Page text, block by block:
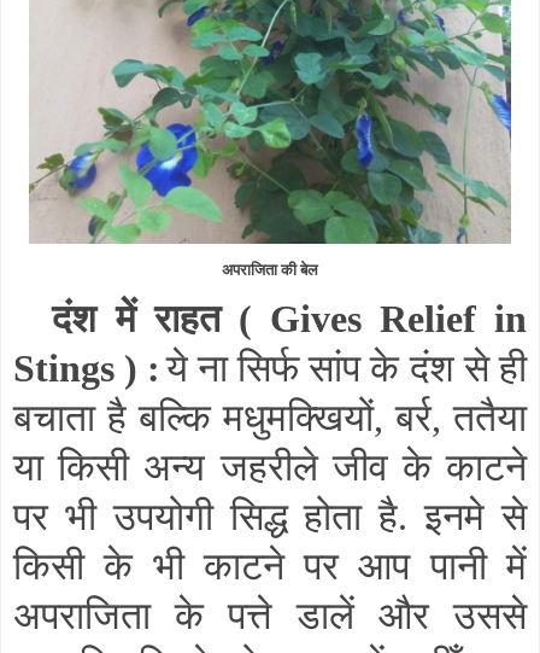
अपराजिता की बेल
दंश में राहत ( Gives Relief in
Stings ) : ये ना सिर्फ सांप के दंश से ही
बचाता है बल्कि मधुमक्खियों,बर्र,ततैया
या किसी अन्य जहरीले जीव के काटने
पर भी उपयोगी सिद्ध होता है. इनमे से
किसी के भी काटने पर आप पानी में
अपराजिता के पत्ते डालें और उससे